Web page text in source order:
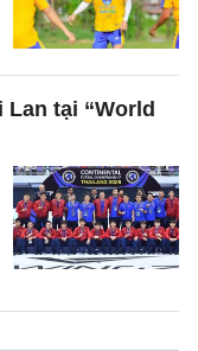
Lan tại “World